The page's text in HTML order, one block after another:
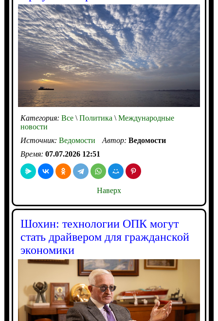
Категория: Все\Политика \Международные
новости
Источник: Ведомости Автор: Ведомости
Время: 07.07.2026 12:51
Наверх
Шохин: технологии ОПК могут
стать драйвером для гражданской
экономики